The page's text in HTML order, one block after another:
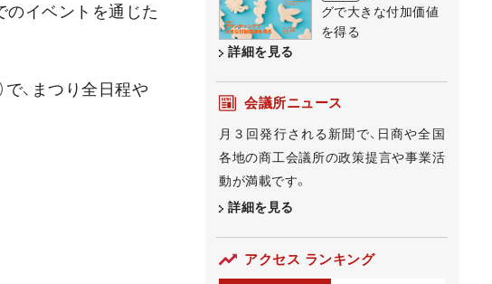
のイベントを通じた
、まつり全日程や
グで大きな付加価値
を得る
詳細を見る
会議所ニュース
月３回発行される新聞で、日商や全国
各地の商工会議所の政策提言や事業活
動が満載です。
詳細を見る
アクセス ランキング